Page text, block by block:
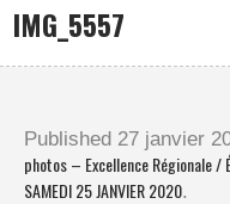
IMG_5557
Published 27 janvier
photos – Excellence Régionale /
SAMEDI 25 JANVIER 2020.